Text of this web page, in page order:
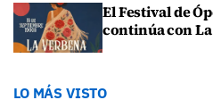
El Festival de
continúa con
LO MÁS VISTO